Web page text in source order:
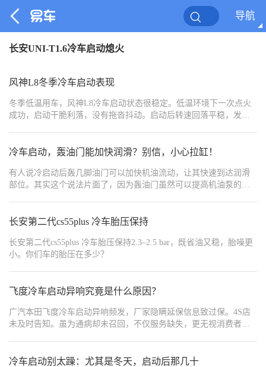
导航
长安UNI-T1.6冷车启动熄火
风神L8冬季冷车启动表现
冬季低温用车，风神L8冷车启动状态很稳定。低温环境下一次点火
成功，启动干脆利落，没有拖沓抖动。启动后转速回落平稳，发动
步、早起出车都很靠谱，低温适应性很好。
冷车启动，轰油门能加快润滑？别信，小心拉缸！
有人说冷启动后轰几脚油门可以加快机油流动，让其快速到达润滑
部位。其实这个说法片面了，因为轰油门虽然可以提高机油泵的压
长安第二代cs55plus 冷车胎压保持
长安第二代cs55plus 冷车胎压保持2.3–2.5 bar，既省油又稳，胎噪更
小。你们车的胎压在多少？
飞度冷车启动异响究竟是什么原因？
广汽本田飞度冷车启动异响频发，厂家隐瞒延保信息致过保。4S店
未及时告知。虽为通病却未召回，不仅服务缺失，更无视消费者权
冷车启动别太躁：尤其是冬天，启动后那几十